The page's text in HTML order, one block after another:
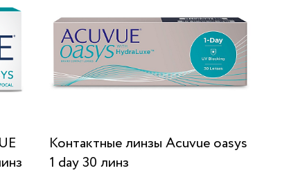
Контактные линзы Acuvue oasys
1 day 30 линз